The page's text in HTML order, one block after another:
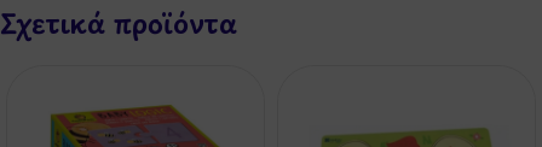
Σχετικά προϊόντα